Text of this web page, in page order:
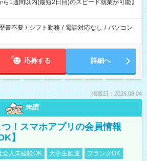
ら1週間以内(最短2日目)のスピード就業が可能】
書不要 / シフト勤務 / 電話対応なし / パソコン
応募する 詳細へ
掲載日：2026.08.04
未読
！スマホアプリの会員情報
】
会人未経験OK 大学生歓迎
ブランクOK